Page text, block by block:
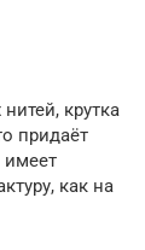
крутка
придаёт
имеет
как на